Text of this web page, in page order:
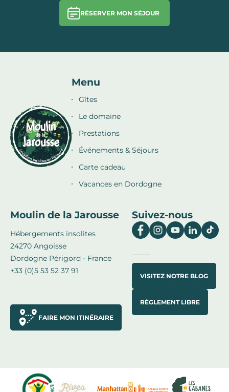
RÉSERVER MON SÉJOUR
Menu
Gîtes
Le domaine
Prestations
Événements & Séjours
Carte cadeau
Vacances en Dordogne
Moulin de la Jarousse
Hébergements insolites
24270 Angoisse
Dordogne Périgord - France
+33 (0)5 53 52 37 91
FAIRE MON ITINÉRAIRE
Suivez-nous
VISITEZ NOTRE BLOG
RÈGLEMENT LIBRE